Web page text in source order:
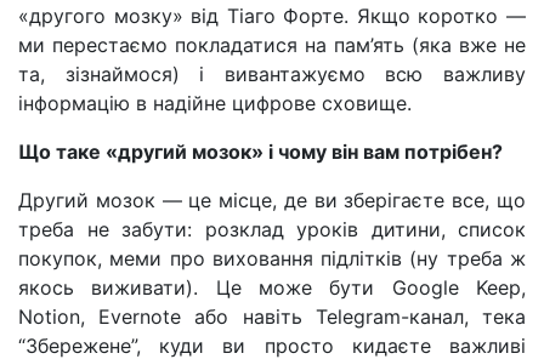
«другого мозку» від Тіаго Форте. Якщо коротко —
ми перестаємо покладатися на пам’ять (яка вже не
та, зізнаймося) і вивантажуємо всю важливу
інформацію в надійне цифрове сховище.
Що таке «другий мозок» і чому він вам потрібен?
Другий мозок — це місце, де ви зберігаєте все, що
треба не забути: розклад уроків дитини, список
покупок, меми про виховання підлітків (ну треба ж
якось виживати). Це може бути Google Keep,
Notion, Evernote або навіть Telegram-канал, тека
“Збережене”, куди ви просто кидаєте важливі